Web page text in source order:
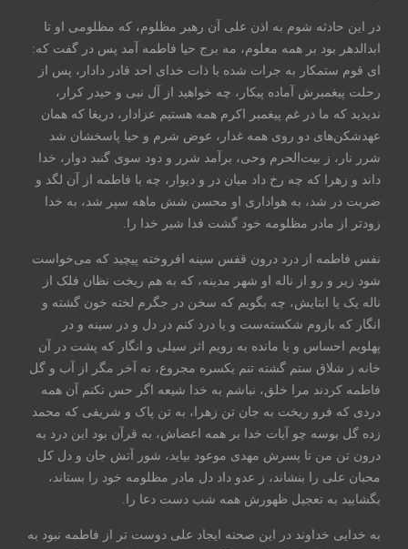
در این حادثه شوم به اذن علی آن رهبر مظلوم، که مظلومی او تا
ابدالدهر بود بر همه معلوم، مه برج حیا فاطمه آمد پس در گفت که:
ای قوم ستمکار به جرات شده با ذات خدای احد قادر دادار، پس از
رحلت پیغمبرش آماده پیکار، چه خواهید از آل نبی و حیدر کرار،
ندیدید که ما در غم پیغمبر اکرم همه هستیم عزادار، دریغا که همان
عهدشکن‌های دو روی همه غدار، عوض شرم و حیا پاسخشان شد
شرر نار، ز بیت‌الحرم وحی، برآمد شرر و دود سوی گنبد دوار، خدا
داند و زهرا که چه رخ داد میان در و دیوار، چه با فاطمه از آن لگد و
ضربت در شد، به هواداری او محسن شش ماهه سپر شد، به خدا
زودتر از مادر مظلومه خود گشت فدا شیر خدا را.
نفس فاطمه از درد درون قفس سینه افروخته پیچید که می‌خواست
شود زیر و رو از ناله او شهر مدینه، که به هم ریخت نظان فلک از
ناله یک یا ابتایش، چه بگویم که سخن در جگرم لخته خون گشته و
انگار که بازوم شکسته‌ست و یا درد کنم در دل و در سینه و در
پهلویم احساس و یا مانده به رویم اثر سیلی و انگار که پشت در آن
خانه ز شلاق ستم گشته تنم یکسره مجروع، نه آخر مگر از آب و گل
فاطمه کردند مرا خلق، نباشم به خدا شیعه اگر حس نکنم آن همه
دردی که فرو ریخت به جان تن زهرا، به تن پاک و شریفی که محمد
زده گل بوسه چو آیات خدا بر همه اعضاش، به قرآن بود این درد به
درون تن من تا پسرش مهدی موعود بیاید، شور آتش جان و دل کل
محبان علی را بنشاند، ز عدو داد دل مادر مظلومه خود را بستاند،
بگشایید به تعجیل ظهورش همه شب دست دعا را.
به خدایی خداوند در این صحنه ایجاد علی دوست تر از فاطمه نبود به